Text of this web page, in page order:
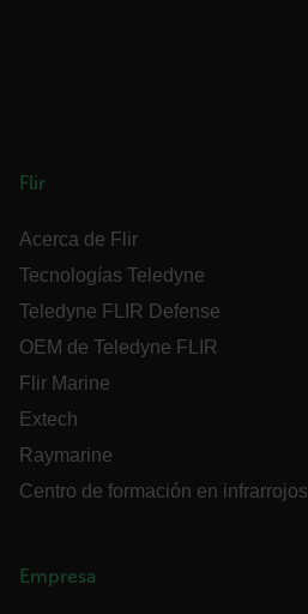
Flir
Acerca de Flir
Tecnologías Teledyne
Teledyne FLIR Defense
OEM de Teledyne FLIR
Flir Marine
Extech
Raymarine
Centro de formación en infrarrojos
Empresa
cart_products_skus